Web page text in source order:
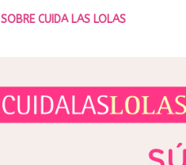
SOBRE CUIDA LAS LOLAS